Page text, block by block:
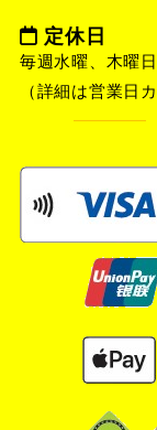
定休日
毎週水曜、木曜日
（詳細は営業日